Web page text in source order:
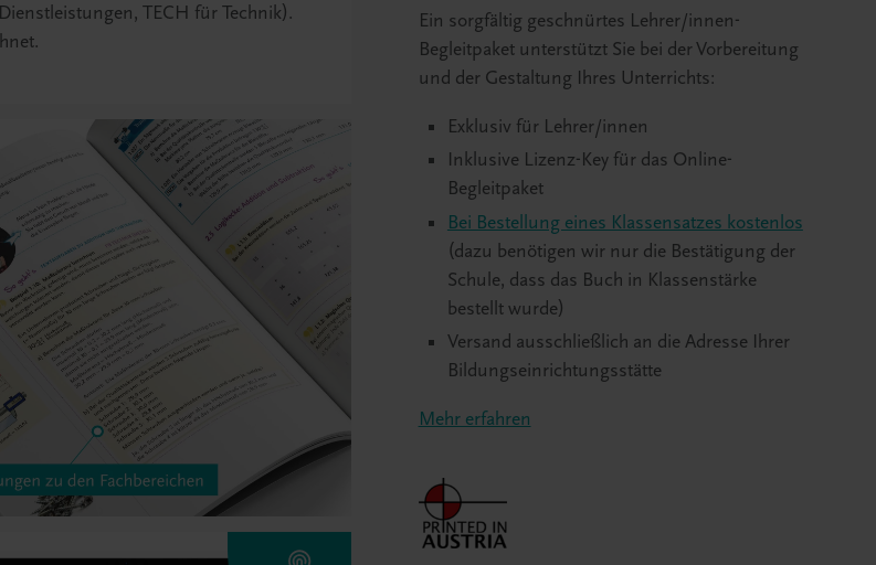
Ein sorgfältig geschnürtes Lehrer/innen-
Begleitpaket unterstützt Sie bei der Vorbereitung
und der Gestaltung Ihres Unterrichts:
Exklusiv für Lehrer/innen
Inklusive Lizenz-Key für das Online-
Begleitpaket
Bei Bestellung eines Klassensatzes kostenlos
(dazu benötigen wir nur die Bestätigung der
Schule, dass das Buch in Klassenstärke
bestellt wurde)
Versand ausschließlich an die Adresse Ihrer
Bildungseinrichtungsstätte
Mehr erfahren
TECH für Technik).